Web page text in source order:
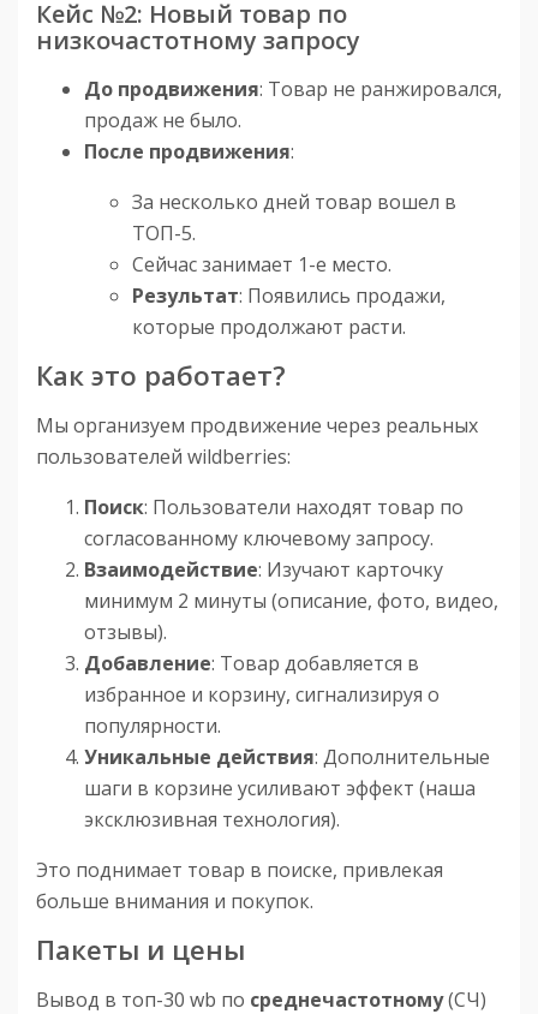
Кейс №2: Новый товар по
низкочастотному запросу
До продвижения: Товар не ранжировался,
продаж не было.
После продвижения:
За несколько дней товар вошел в
ТОП-5.
Сейчас занимает 1-е место.
Результат: Появились продажи,
которые продолжают расти.
Как это работает?
Мы организуем продвижение через реальных
пользователей wildberries:
Поиск: Пользователи находят товар по
согласованному ключевому запросу.
Взаимодействие: Изучают карточку
минимум 2 минуты (описание, фото, видео,
отзывы).
Добавление: Товар добавляется в
избранное и корзину, сигнализируя о
популярности.
Уникальные действия: Дополнительные
шаги в корзине усиливают эффект (наша
эксклюзивная технология).
Это поднимает товар в поиске, привлекая
больше внимания и покупок.
Пакеты и цены
Вывод в топ-30 wb по среднечастотному(СЧ)